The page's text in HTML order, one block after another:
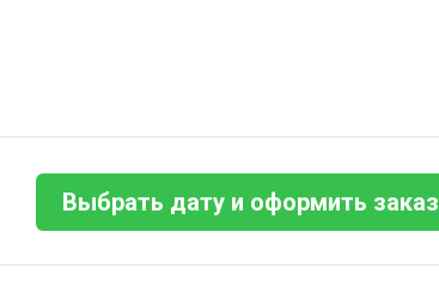
Выбрать дату и оформить заказ